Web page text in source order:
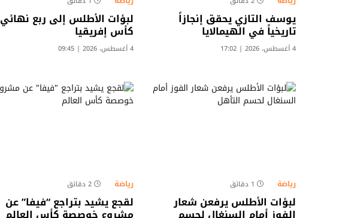
يوسف التازي يحقق إنجازاً
تاريخياً في الهيمالايا
4 أغسطس، 2026 | 17:02
لبؤات الأطلس إلى ربع نهائي
كأس إفريقيا
4 أغسطس، 2026 | 09:45
رياضة 1 دقائق
لبؤات الأطلس يرفعن شعار
رياضة 2 دقائق
لقجع يشيد بتراجع “فيفا” عن